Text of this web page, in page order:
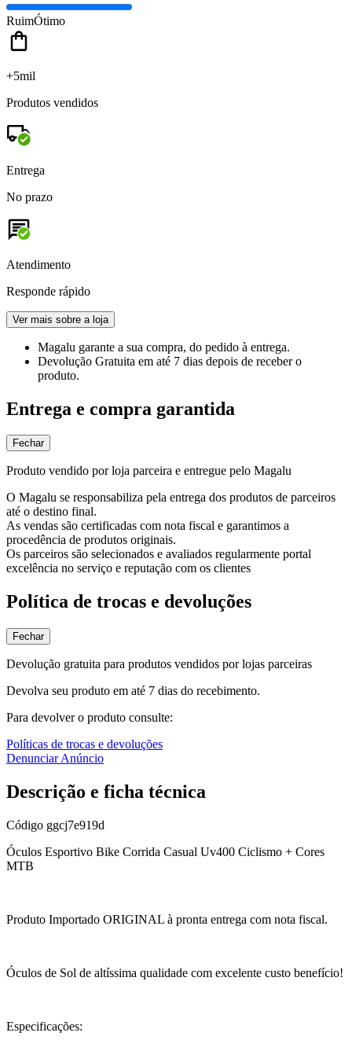
RuimÓtimo
+5mil
Produtos vendidos
Entrega
No prazo
Atendimento
Responde rápido
Ver mais sobre a loja
Magalu garante a sua compra, do pedido à entrega.
Devolução Gratuita em até 7 dias depois de receber o
produto.
Entrega e compra garantida
Fechar
Produto vendido por loja parceira e entregue pelo Magalu
O Magalu se responsabiliza pela entrega dos produtos de parceiros
até o destino final.
As vendas são certificadas com nota fiscal e garantimos a
procedência de produtos originais.
Os parceiros são selecionados e avaliados regularmente portal
excelência no serviço e reputação com os clientes
Política de trocas e devoluções
Fechar
Devolução gratuita para produtos vendidos por lojas parceiras
Devolva seu produto em até 7 dias do recebimento.
Para devolver o produto consulte:
Políticas de trocas e devoluções
Denunciar Anúncio
Descrição e ficha técnica
Código ggcj7e919d
Óculos Esportivo Bike Corrida Casual Uv400 Ciclismo + Cores
MTB
Produto Importado ORIGINAL à pronta entrega com nota fiscal.
Óculos de Sol de altíssima qualidade com excelente custo benefício!
Especificações: